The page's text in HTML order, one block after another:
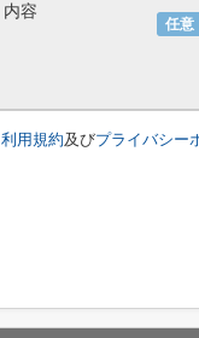
任意
内容
利用規約及びプライバシー